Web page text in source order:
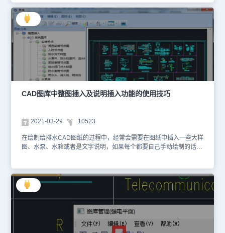
CAD家具图库在哪儿吧！CAD家具图库调用步骤：启动浩辰CAD建
筑软件后，在左侧工具箱中点击【图库】—【图库管理】。在调出的
【图库】对话框中点击【常用图库】—【动态图库】。执行命令后，
图库分类列表中会显示【动态图库】，在下拉列表中找到并点击【家
具图库】，即可打开家具图库。选择需要插入的家具图块，点击
【OK】按钮，选择并退出。在【图块编辑】对话框中根据自身需求
设置完成图块的尺寸或比例后，在图纸中指定家具图块的插入位置即
可。通过本篇CAD教程的介绍，现在你知道CAD家具图库在哪里了
吗？浩辰CAD建筑软件是行业应用最广泛的创新型建筑设计专业软
件，感兴趣的小伙伴可以访问浩辰CAD下载专区页面下载试用正版浩
辰CAD建筑软件哦！
CAD图库中整图插入及说明插入功能的使用技巧
2021-03-29 10523
在绘制给排水CAD图纸的过程中，经常会需要在图纸中插入一些大样
图、水泵、水箱或者是文字说明，如果每个都要自己手动绘制的话会
水软件的CAD图库中整图插入及说明插入的相关操作技巧吧！CAD
图库：整图插入操作技巧 浩辰CAD给排水软件的整图插入功能里面
提供了一些样例用画，包括大样图、水泵、水箱等图纸，可供用户参
考使用。如下图所示： CAD图库：说明插入操作技巧 浩辰CAD给排
水软件的说明插入功能里面提供了各类说明类文字模板，可供用户参
考使用。如下图所示： 以上就是小编给大家整理的浩辰CAD给排水
软件的CAD图库中整图插入及说明插入的相关操作技巧，各位小伙伴